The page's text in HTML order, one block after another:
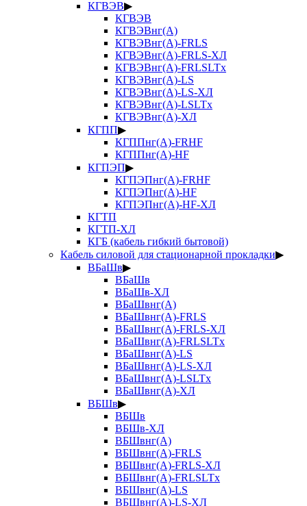
КГВЭВ▶
КГВЭВ
КГВЭВнг(А)
КГВЭВнг(А)-FRLS
КГВЭВнг(А)-FRLS-ХЛ
КГВЭВнг(А)-FRLSLTx
КГВЭВнг(А)-LS
КГВЭВнг(А)-LS-ХЛ
КГВЭВнг(А)-LSLTx
КГВЭВнг(А)-ХЛ
КГПП▶
КГППнг(А)-FRHF
КГППнг(А)-HF
КГПЭП▶
КГПЭПнг(А)-FRHF
КГПЭПнг(А)-HF
КГПЭПнг(А)-HF-ХЛ
КГТП
КГТП-ХЛ
КГБ (кабель гибкий бытовой)
Кабель силовой для стационарной прокладки▶
ВБаШв▶
ВБаШв
ВБаШв-ХЛ
ВБаШвнг(А)
ВБаШвнг(А)-FRLS
ВБаШвнг(А)-FRLS-ХЛ
ВБаШвнг(А)-FRLSLTx
ВБаШвнг(А)-LS
ВБаШвнг(А)-LS-ХЛ
ВБаШвнг(А)-LSLTx
ВБаШвнг(А)-ХЛ
ВБШв▶
ВБШв
ВБШв-ХЛ
ВБШвнг(А)
ВБШвнг(А)-FRLS
ВБШвнг(А)-FRLS-ХЛ
ВБШвнг(А)-FRLSLTx
ВБШвнг(А)-LS
ВБШвнг(А)-LS-ХЛ